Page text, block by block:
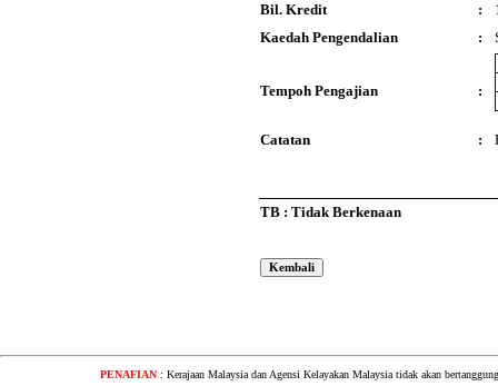
Bil. Kredit
:
Kaedah Pengendalian
:
Tempoh Pengajian :
Catatan :
TB : Tidak Berkenaan
PENAFIAN : Kerajaan Malaysia dan Agensi Kelayakan Malaysia tidak akan